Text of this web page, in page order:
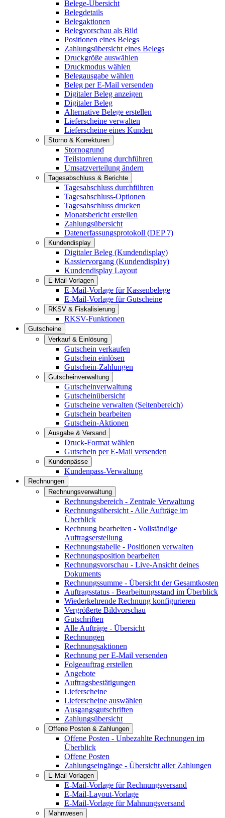
Belege-Übersicht
Belegdetails
Belegaktionen
Belegvorschau als Bild
Positionen eines Belegs
Zahlungsübersicht eines Belegs
Druckgröße auswählen
Druckmodus wählen
Belegausgabe wählen
Beleg per E-Mail versenden
Digitaler Beleg anzeigen
Digitaler Beleg
Alternative Belege erstellen
Lieferscheine verwalten
Lieferscheine eines Kunden
Storno & Korrekturen
Stornogrund
Teilstornierung durchführen
Umsatzverteilung ändern
Tagesabschluss & Berichte
Tagesabschluss durchführen
Tagesabschluss-Optionen
Tagesabschluss drucken
Monatsbericht erstellen
Zahlungsübersicht
Datenerfassungsprotokoll (DEP 7)
Kundendisplay
Digitaler Beleg (Kundendisplay)
Kassiervorgang (Kundendisplay)
Kundendisplay Layout
E-Mail-Vorlagen
E-Mail-Vorlage für Kassenbelege
E-Mail-Vorlage für Gutscheine
RKSV & Fiskalisierung
RKSV-Funktionen
Gutscheine
Verkauf & Einlösung
Gutschein verkaufen
Gutschein einlösen
Gutschein-Zahlungen
Gutscheinverwaltung
Gutscheinverwaltung
Gutscheinübersicht
Gutscheine verwalten (Seitenbereich)
Gutschein bearbeiten
Gutschein-Aktionen
Ausgabe & Versand
Druck-Format wählen
Gutschein per E-Mail versenden
Kundenpässe
Kundenpass-Verwaltung
Rechnungen
Rechnungsverwaltung
Rechnungsbereich - Zentrale Verwaltung
Rechnungsübersicht - Alle Aufträge im
Überblick
Rechnung bearbeiten - Vollständige
Auftragserstellung
Rechnungstabelle - Positionen verwalten
Rechnungsposition bearbeiten
Rechnungsvorschau - Live-Ansicht deines
Dokuments
Rechnungssumme - Übersicht der Gesamtkosten
Auftragsstatus - Bearbeitungsstand im Überblick
Wiederkehrende Rechnung konfigurieren
Vergrößerte Bildvorschau
Gutschriften
Alle Aufträge - Übersicht
Rechnungen
Rechnungsaktionen
Rechnung per E-Mail versenden
Folgeauftrag erstellen
Angebote
Auftragsbestätigungen
Lieferscheine
Lieferscheine auswählen
Ausgangsgutschriften
Zahlungsübersicht
Offene Posten & Zahlungen
Offene Posten - Unbezahlte Rechnungen im
Überblick
Offene Posten
Zahlungseingänge - Übersicht aller Zahlungen
E-Mail-Vorlagen
E-Mail-Vorlage für Rechnungsversand
E-Mail-Layout-Vorlage
E-Mail-Vorlage für Mahnungsversand
Mahnwesen